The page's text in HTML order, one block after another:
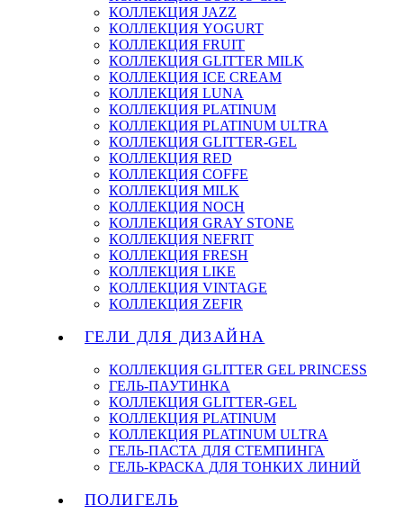
КОЛЛЕКЦИЯ JAZZ
КОЛЛЕКЦИЯ YOGURT
КОЛЛЕКЦИЯ FRUIT
КОЛЛЕКЦИЯ GLITTER MILK
КОЛЛЕКЦИЯ ICE CREAM
КОЛЛЕКЦИЯ LUNA
КОЛЛЕКЦИЯ PLATINUM
КОЛЛЕКЦИЯ PLATINUM ULTRA
КОЛЛЕКЦИЯ GLITTER-GEL
КОЛЛЕКЦИЯ RED
КОЛЛЕКЦИЯ COFFE
КОЛЛЕКЦИЯ MILK
КОЛЛЕКЦИЯ NOCH
КОЛЛЕКЦИЯ GRAY STONE
КОЛЛЕКЦИЯ NEFRIT
КОЛЛЕКЦИЯ FRESH
КОЛЛЕКЦИЯ LIKE
КОЛЛЕКЦИЯ VINTAGE
КОЛЛЕКЦИЯ ZEFIR
ГЕЛИ ДЛЯ ДИЗАЙНА
КОЛЛЕКЦИЯ GLITTER GEL PRINCESS
ГЕЛЬ-ПАУТИНКА
КОЛЛЕКЦИЯ GLITTER-GEL
КОЛЛЕКЦИЯ PLATINUM
КОЛЛЕКЦИЯ PLATINUM ULTRA
ГЕЛЬ-ПАСТА ДЛЯ СТЕМПИНГА
ГЕЛЬ-КРАСКА ДЛЯ ТОНКИХ ЛИНИЙ
ПОЛИГЕЛЬ